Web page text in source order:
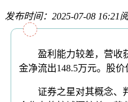
发布时间：2025-07-08 16:21
盈利能力较差，营收获
金净流出148.5万元。股价
证券之星对其概念、判